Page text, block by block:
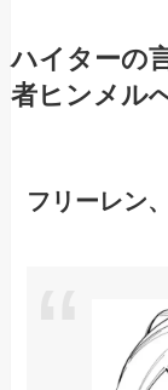
ハイターの
者ヒンメル
フリーレン